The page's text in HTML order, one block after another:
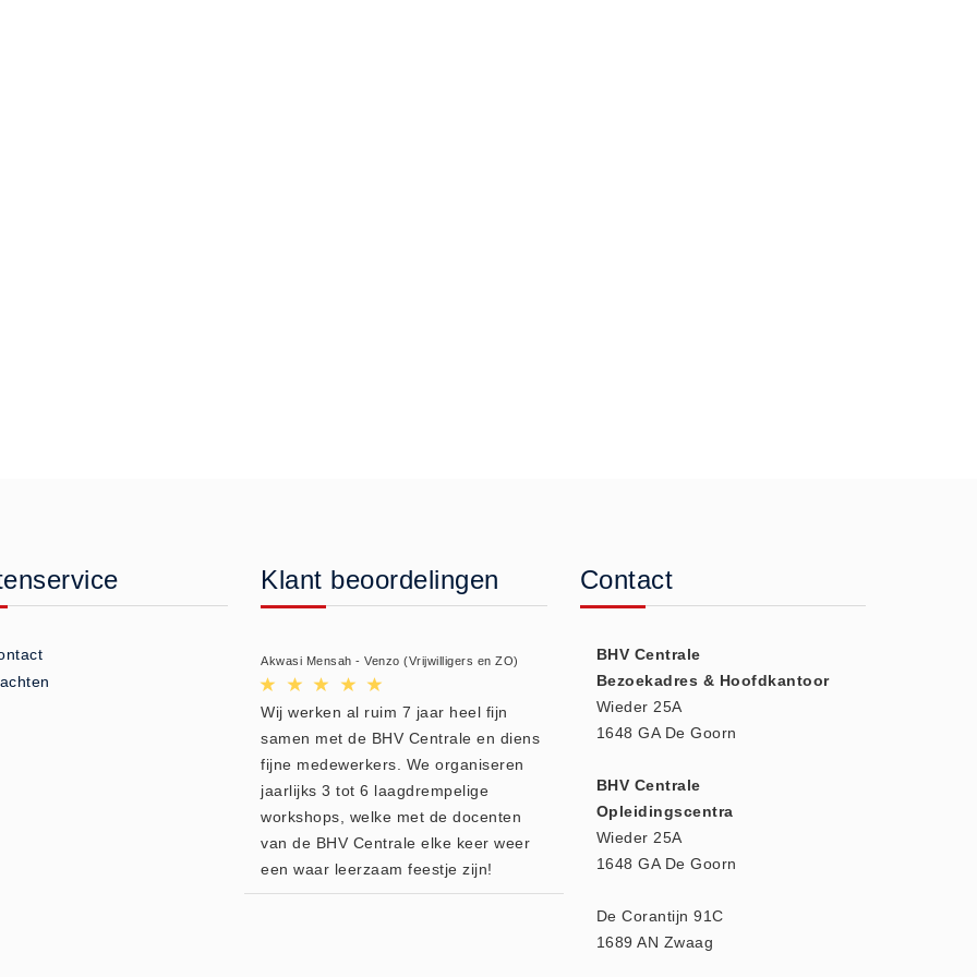
Klant beoordelingen
Akwasi Mensah - Venzo (Vrijwilligers en ZO)
Wij werken al ruim 7 jaar heel fijn
samen met de BHV Centrale en diens
fijne medewerkers. We organiseren
jaarlijks 3 tot 6 laagdrempelige
workshops, welke met de docenten
van de BHV Centrale elke keer weer
een waar leerzaam feestje zijn!
Contact
BHV Centrale
Bezoekadres & Hoofdkantoor
Wieder 25A
1648 GA De Goorn
BHV Centrale
Opleidingscentra
Wieder 25A
1648 GA De Goorn
De Corantijn 91C
1689 AN Zwaag